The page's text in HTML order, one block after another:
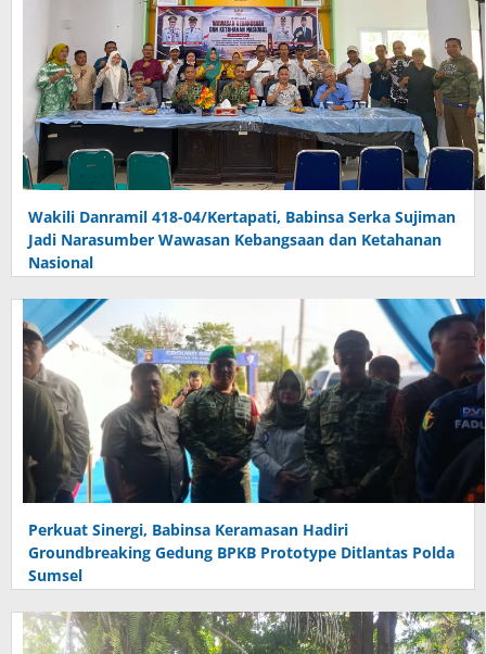
Wakili Danramil 418-04/Kertapati, Babinsa Serka Sujiman
Jadi Narasumber Wawasan Kebangsaan dan Ketahanan
Nasional
Perkuat Sinergi, Babinsa Keramasan Hadiri
Groundbreaking Gedung BPKB Prototype Ditlantas Polda
Sumsel